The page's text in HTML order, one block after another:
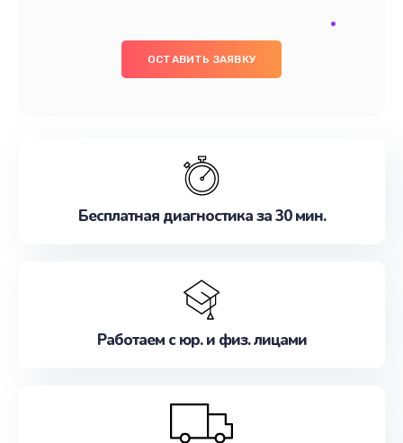
ОСТАВИТЬ ЗАЯВКУ
Бесплатная диагностика за 30 мин.
Работаем с юр. и физ. лицами